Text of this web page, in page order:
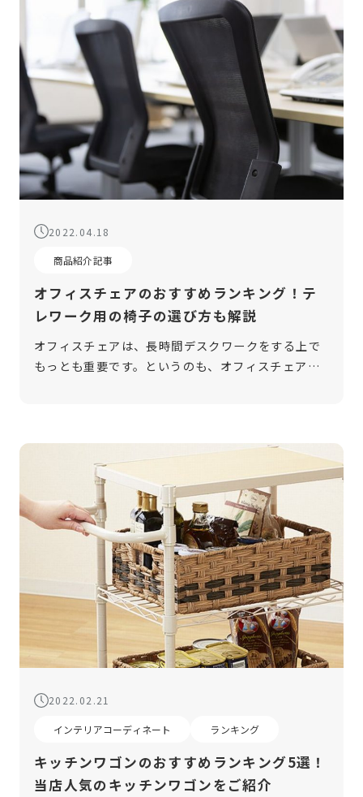
2022.04.18
商品紹介記事
オフィスチェアのおすすめランキング！テ
レワーク用の椅子の選び方も解説
オフィスチェアは、長時間デスクワークをする上で
もっとも重要です。というのも、オフィスチェア
2022.02.21
インテリアコーディネート ランキング
キッチンワゴンのおすすめランキング5選！
当店人気のキッチンワゴンをご紹介